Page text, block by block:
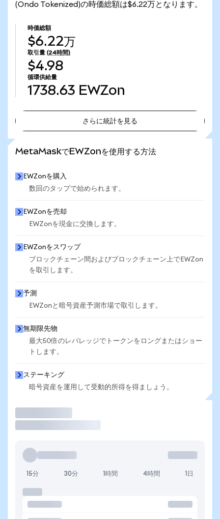
(Ondo Tokenized)の時価総額は$6.22万となります。
時価総額
$6.22万
取引量 (24時間)
$4.98
循環供給量
1738.63 EWZon
さらに統計を見る
MetaMaskでEWZonを使用する方法
EWZonを購入
数回のタップで始められます。
EWZonを売却
EWZonを現金に交換します。
EWZonをスワップ
ブロックチェーン間およびブロックチェーン上でEWZon
を取引します。
予測
EWZonと暗号資産予測市場で取引します。
無期限先物
最大50倍のレバレッジでトークンをロングまたはショー
トします。
ステーキング
暗号資産を運用して受動的所得を得ましょう。
15分 30分 1時間 4時間 1日